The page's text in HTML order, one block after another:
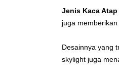
Jenis Kaca
juga
Desainnya yang
skylight juga